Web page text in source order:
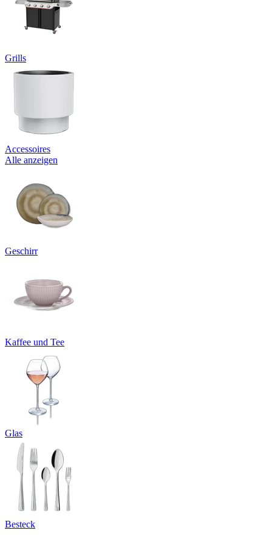
Grills
Accessoires
Alle anzeigen
Geschirr
Kaffee und Tee
Glas
Besteck